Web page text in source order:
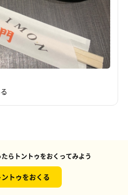
らトントゥをおくってみよう
ントゥをおくる